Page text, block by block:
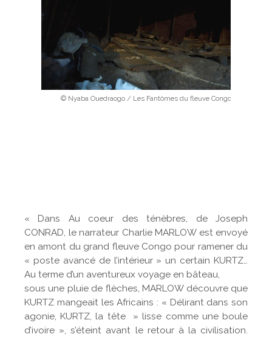
© Nyaba Ouedraogo / Les Fantômes du fleuve Congo
« Dans Au coeur des ténèbres, de Joseph
CONRAD, le narrateur Charlie MARLOW est envoyé
en amont du grand fleuve Congo pour ramener du
« poste avancé de l’intérieur » un certain KURTZ…
Au terme d’un aventureux voyage en bâteau,
sous une pluie de flèches, MARLOW découvre que
KURTZ mangeait les Africains : « Délirant dans son
agonie, KURTZ, la tête » lisse comme une boule
d’ivoire », s’éteint avant le retour à la civilisation.